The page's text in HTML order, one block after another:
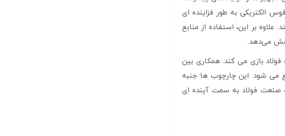
الکتریکی به طور فزاینده ای
بر این، استفاده از منابع
می‌دهد.
بازی می کند. همکاری بین
می شود. این چارچوب ها جنبه
صنعت فولاد به سمت آینده ای